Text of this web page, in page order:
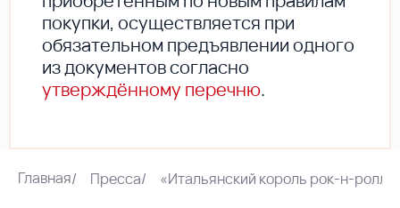
покупки, осуществляется при
обязательном предъявлении одного
из документов согласно
утверждённому перечню.
Главная/ Пресса/ «Итальянский король рок-н-